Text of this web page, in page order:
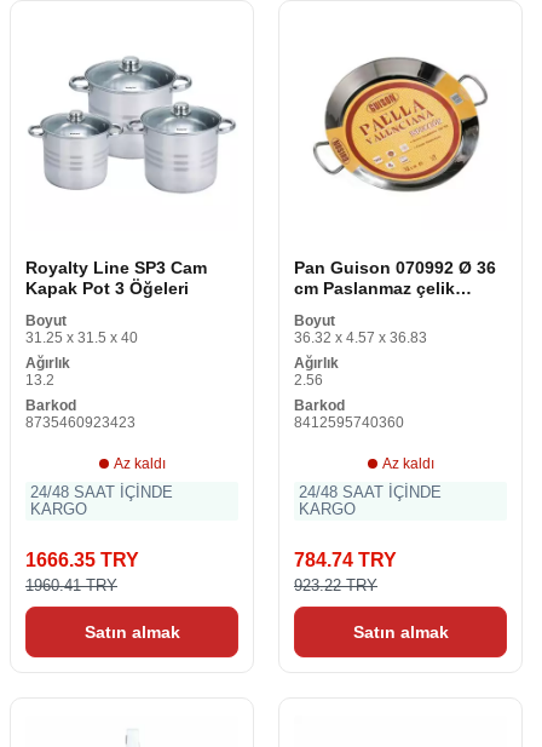
Royalty Line SP3 Cam
Kapak Pot 3 Öğeleri
Boyut
31.25 x 31.5 x 40
Ağırlık
13.2
Barkod
8735460923423
Az kaldı
24/48 SAAT İÇİNDE
KARGO
1666.35 TRY
1960.41 TRY
Satın almak
Pan Guison 070992 Ø 36
cm Paslanmaz çelik
36 cm
Boyut
36.32 x 4.57 x 36.83
Ağırlık
2.56
Barkod
8412595740360
Az kaldı
24/48 SAAT İÇİNDE
KARGO
784.74 TRY
923.22 TRY
Satın almak